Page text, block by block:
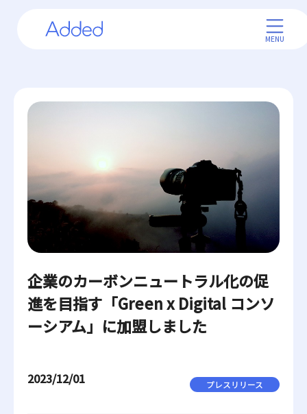
MENU
企業のカーボンニュートラル化の促
進を目指す「Green x Digital コンソ
ーシアム」に加盟しました
2023/12/01 プレスリリース